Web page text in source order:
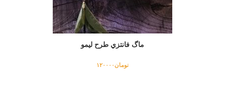
ماگ فانتزي طرح ليمو
تومان۱۲۰۰۰۰